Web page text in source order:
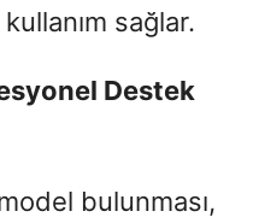
sağlar.
Destek
bulunması,